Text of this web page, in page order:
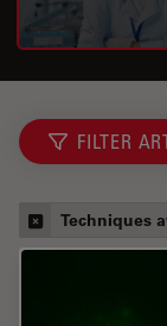
FILTER
Techniques